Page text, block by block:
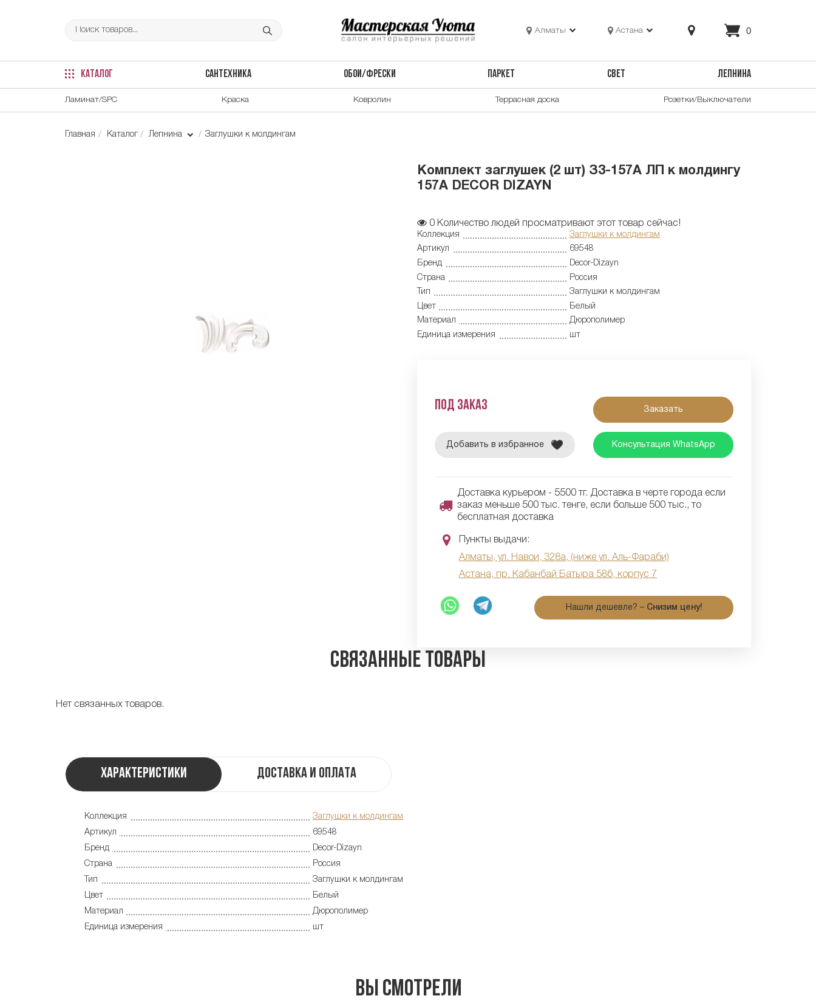
Алматы Астана 0
КАТАЛОГ САНТЕХНИКА ОБОИ/ФРЕСКИ ПАРКЕТ СВЕТ ЛЕПНИНА
Ламинат/SPC Краска Ковролин Террасная доска Розетки/Выключатели
Главная Каталог Лепнина Заглушки к молдингам
Комплект заглушек (2 шт) З3-157А ЛП к молдингу
157А DECOR DIZAYN
0 Количество людей просматривают этот товар сейчас!
Коллекция
Заглушки к молдингам
Артикул
69548
Бренд
Decor-Dizayn
Страна
Россия
Тип
Заглушки к молдингам
Цвет
Белый
Материал
Дюрополимер
Единица измерения
шт
Под заказ Заказать
Добавить в избранное Консультация WhatsApp
Доставка курьером - 5500 тг. Доставка в черте города если
заказ меньше 500 тыс. тенге, если больше 500 тыс., то
бесплатная доставка
Пункты выдачи:
Алматы, ул. Навои, 328а, (ниже ул. Аль-Фараби)
Астана, пр. Кабанбай Батыра 58б, корпус 7
Нашли дешевле? – Снизим цену!
Связанные товары
Нет связанных товаров.
Характеристики Доставка и оплата
Коллекция
Заглушки к молдингам
Артикул
69548
Бренд
Decor-Dizayn
Страна
Россия
Тип
Заглушки к молдингам
Цвет
Белый
Материал
Дюрополимер
Единица измерения
шт
Вы смотрели